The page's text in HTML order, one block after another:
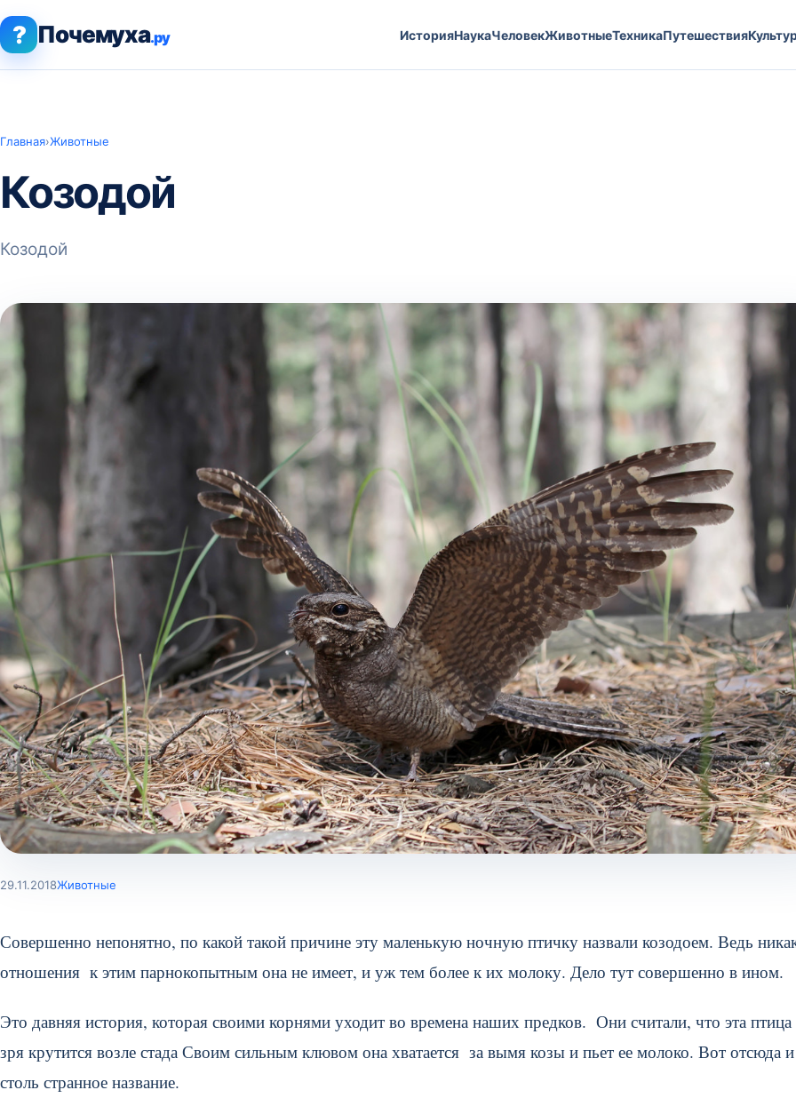
? Почемуха.ру ИсторияНаукаЧеловекЖивотныеТехникаПутешествия
Главная›Животные
Козодой
Козодой
29.11.2018Животные
Совершенно непонятно, по какой такой причине эту маленькую ночную птичку назвали козодоем. Ведь
отношения к этим парнокопытным она не имеет, и уж тем более к их молоку. Дело тут совершенно в ином.
Это давняя история, которая своими корнями уходит во времена наших предков. Они считали, что эта птица
зря крутится возле стада Своим сильным клювом она хватается за вымя козы и пьет ее молоко. Вот отсюда и
столь странное название.